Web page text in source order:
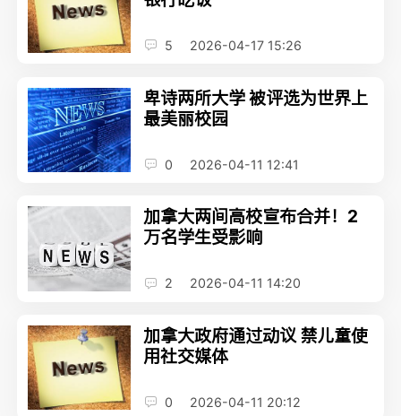
5 2026-04-17 15:26
卑诗两所大学 被评选为世界上
最美丽校园
0 2026-04-11 12:41
加拿大两间高校宣布合并！2
万名学生受影响
2 2026-04-11 14:20
加拿大政府通过动议 禁儿童使
用社交媒体
0 2026-04-11 20:12